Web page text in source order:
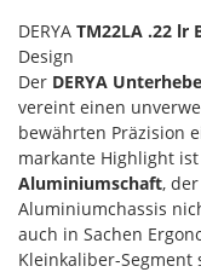
DERYA TM22LA .22 lr
Design
Der DERYA
vereint einen
bewährten Präzision
markante Highlight
Aluminiumschaft,
Aluminiumchassis
auch in Sachen
Kleinkaliber-Segment